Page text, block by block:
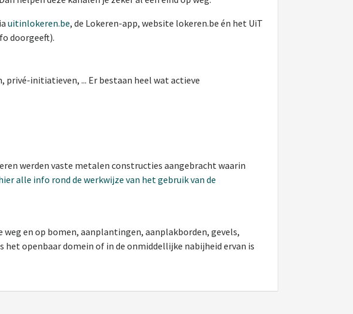
uitinlokeren.be, de Lokeren-app, website lokeren.be én het UiT
doorgeeft).
initiatieven, ... Er bestaan heel wat actieve
werden vaste metalen constructies aangebracht waarin
alle info rond de werkwijze van het gebruik van de
en op bomen, aanplantingen, aanplakborden, gevels,
openbaar domein of in de onmiddellijke nabijheid ervan is